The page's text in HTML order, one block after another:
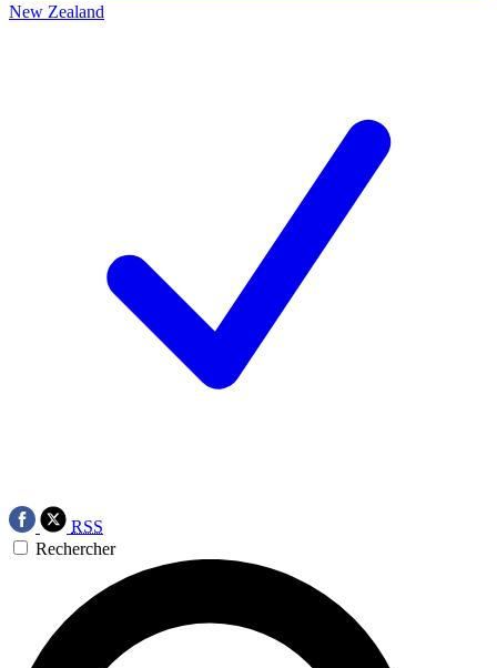
New Zealand
RSS
Rechercher